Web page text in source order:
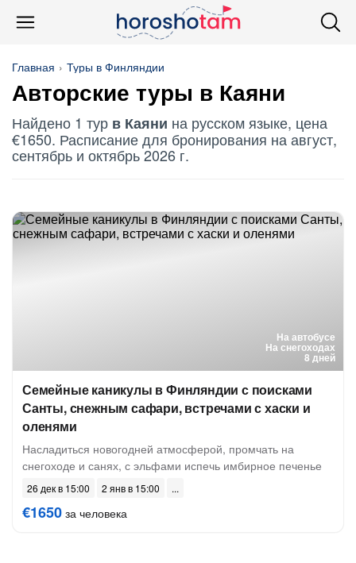
Главная Туры в Финляндии
Авторские туры в Каяни
Найдено 1 тур в Каяни на русском языке, цена
€1650. Расписание для бронирования на август,
сентябрь и октябрь 2026 г.
На автобусе
На снегоходах
8 дней
Семейные каникулы в Финляндии с поисками
Санты, снежным сафари, встречами с хаски и
оленями
Насладиться новогодней атмосферой, промчать на
снегоходе и санях, с эльфами испечь имбирное печенье
26 дек в 15:00 2 янв в 15:00
€1650 за человека